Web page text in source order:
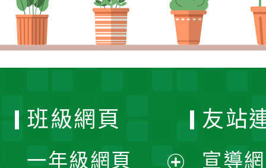
班級網頁
一年級網頁
友站
宣導